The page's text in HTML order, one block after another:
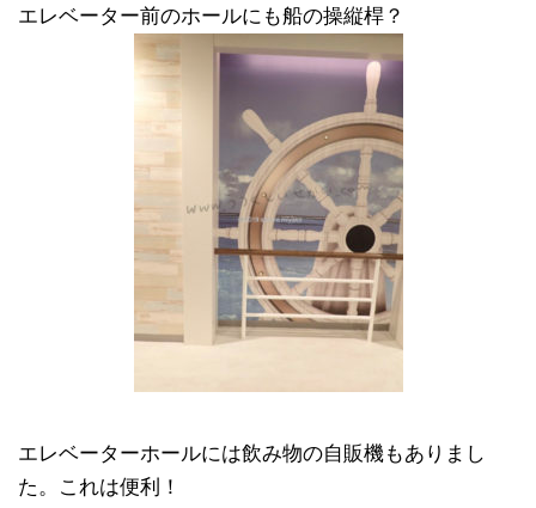
エレベーター前のホールにも船の操縦桿？
エレベーターホールには飲み物の自販機もありまし
た。これは便利！